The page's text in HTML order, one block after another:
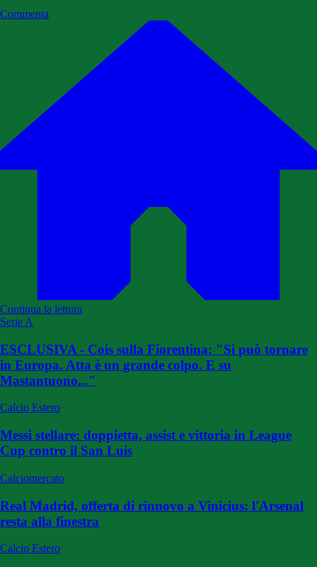
Commenta
Continua la lettura
Serie A
ESCLUSIVA - Cois sulla Fiorentina: "Si può tornare
in Europa. Atta è un grande colpo. E su
Mastantuono..."
Calcio Estero
Messi stellare: doppietta, assist e vittoria in League
Cup contro il San Luis
Calciomercato
Real Madrid, offerta di rinnovo a Vinicius: l'Arsenal
resta alla finestra
Calcio Estero